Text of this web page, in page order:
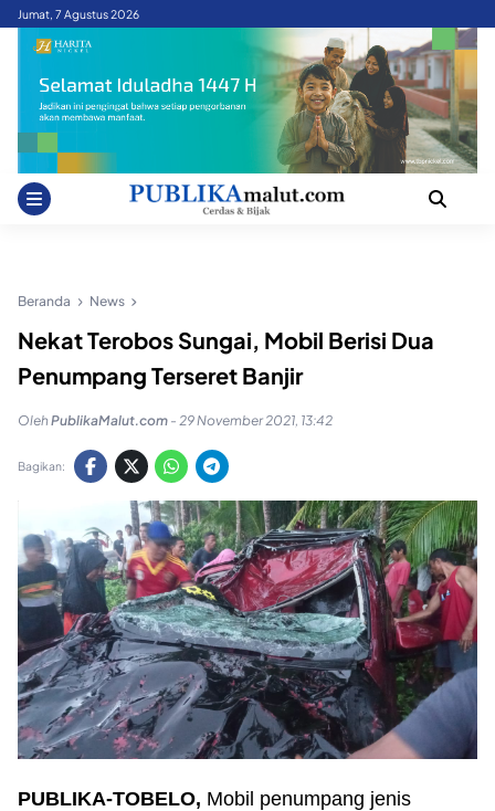
SkipJumat, 7 Agustus 2026
Beranda News
Nekat Terobos Sungai, Mobil Berisi Dua
Penumpang Terseret Banjir
OlehPublikaMalut.com - 29 November 2021, 13:42
Bagikan:
PUBLIKA-TOBELO, Mobil penumpang jenis